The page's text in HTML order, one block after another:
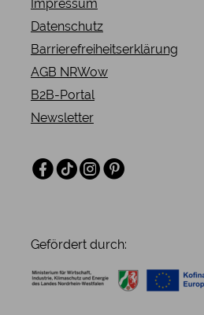
Impressum
Datenschutz
Barrierefreiheitserklärung
AGB NRWow
B2B-Portal
Newsletter
Facebook
TikTokInstagramPinterest
Gefördert durch: